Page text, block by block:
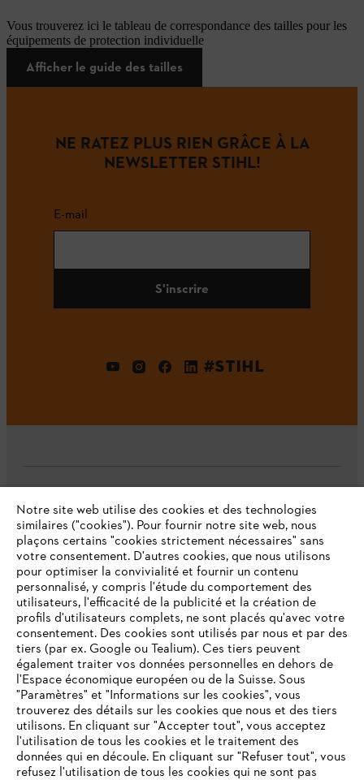
Vous trouverez ici le tableau de correspondance des tailles pour les
équipements de protection individuelle
Afficher le guide des tailles
NE RATEZ PLUS RIEN GRÂCE À LA
NEWSLETTER STIHL!
E-mail
S'inscrire
#STIHL
L'Entreprise
Questions fréquentes
Service
Politique de protection des données
Mentions légales Cookies
VOTRE NAVIGATEUR INTERNET
N'EST PLUS PRIS EN CHARGE
Notre site web utilise des cookies et des technologies
similaires ("cookies"). Pour fournir notre site web, nous
plaçons certains "cookies strictement nécessaires" sans
votre consentement. D'autres cookies, que nous utilisons
pour optimiser la convivialité et fournir un contenu
personnalisé, y compris l'étude du comportement des
utilisateurs, l'efficacité de la publicité et la création de
profils d'utilisateurs complets, ne sont placés qu'avec votre
consentement. Des cookies sont utilisés par nous et par des
tiers (par ex. Google ou Tealium). Ces tiers peuvent
également traiter vos données personnelles en dehors de
l'Espace économique européen ou de la Suisse. Sous
"Paramètres" et "Informations sur les cookies", vous
trouverez des détails sur les cookies que nous et des tiers
utilisons. En cliquant sur "Accepter tout", vous acceptez
l'utilisation de tous les cookies et le traitement des
données qui en découle. En cliquant sur "Refuser tout", vous
refusez l'utilisation de tous les cookies qui ne sont pas